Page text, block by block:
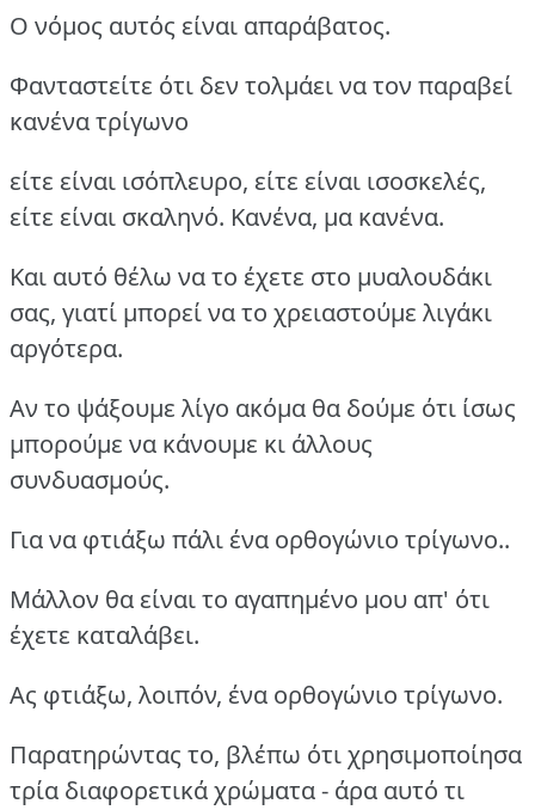
Ο νόμος αυτός είναι απαράβατος.
Φανταστείτε ότι δεν τολμάει να τον παραβεί
κανένα τρίγωνο
είτε είναι ισόπλευρο, είτε είναι ισοσκελές,
είτε είναι σκαληνό. Κανένα, μα κανένα.
Και αυτό θέλω να το έχετε στο μυαλουδάκι
σας, γιατί μπορεί να το χρειαστούμε λιγάκι
αργότερα.
Αν το ψάξουμε λίγο ακόμα θα δούμε ότι ίσως
μπορούμε να κάνουμε κι άλλους
συνδυασμούς.
Για να φτιάξω πάλι ένα ορθογώνιο τρίγωνο..
Μάλλον θα είναι το αγαπημένο μου απ' ότι
έχετε καταλάβει.
Ας φτιάξω, λοιπόν, ένα ορθογώνιο τρίγωνο.
Παρατηρώντας το, βλέπω ότι χρησιμοποίησα
τρία διαφορετικά χρώματα - άρα αυτό τι